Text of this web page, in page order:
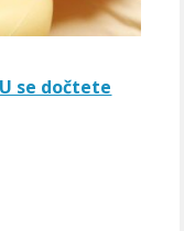
se dočtete